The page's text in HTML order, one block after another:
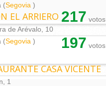
(Segovia )
217 votos
EL ARRIERO
de Arévalo, 10
(Segovia ) 197 votos
CASA VICENTE
1